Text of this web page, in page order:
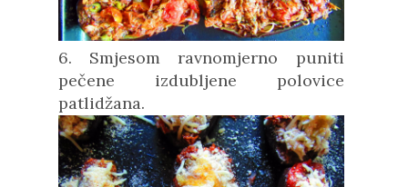
6. Smjesom ravnomjerno puniti
pečene izdubljene polovice
patlidžana.